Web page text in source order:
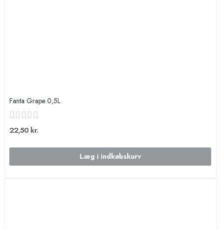
Fanta Grape 0,5L
22,50 kr.
Læg i indkøbskurv